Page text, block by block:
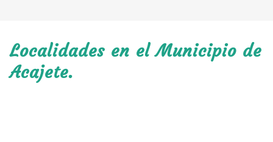
Localidades en el Municipio de
Acajete.